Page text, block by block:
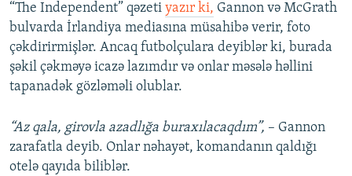
“The Independent” qəzeti yazır ki, Gannon və McGrath
bulvarda İrlandiya mediasına müsahibə verir, foto
çəkdirirmişlər. Ancaq futbolçulara deyiblər ki, burada
şəkil çəkməyə icazə lazımdır və onlar məsələ həllini
tapanadək gözləməli olublar.
“Az qala, girovla azadlığa buraxılacaqdım”, – Gannon
zarafatla deyib. Onlar nəhayət, komandanın qaldığı
otelə qayıda biliblər.